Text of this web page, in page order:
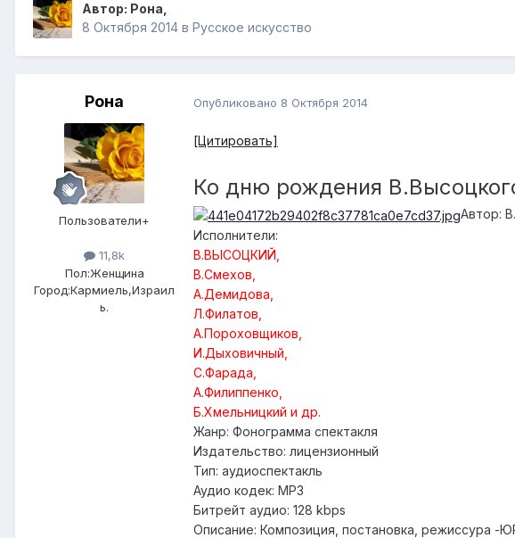
Автор: Рона
8 Октября 2014 в Русское искусство
Рона
Пользователи+
11,8k
Пол:Женщина
Город:Кармиель,Израил
ь.
Опубликовано 8 Октября 2014
[Цитировать]
Ко дню рождения
Автор:
Исполнители:
В.ВЫСОЦКИЙ,
В.Смехов,
А.Демидова,
Л.Филатов,
А.Пороховщиков,
И.Дыховичный,
С.Фарада,
А.Филиппенко,
Б.Хмельницкий и др.
Жанр: Фонограмма спектакля
Издательство: лицензионный
Тип: аудиоспектакль
Аудио кодек: MP3
Битрейт аудио: 128 kbps
Описание: Композиция, постановка, режиссура